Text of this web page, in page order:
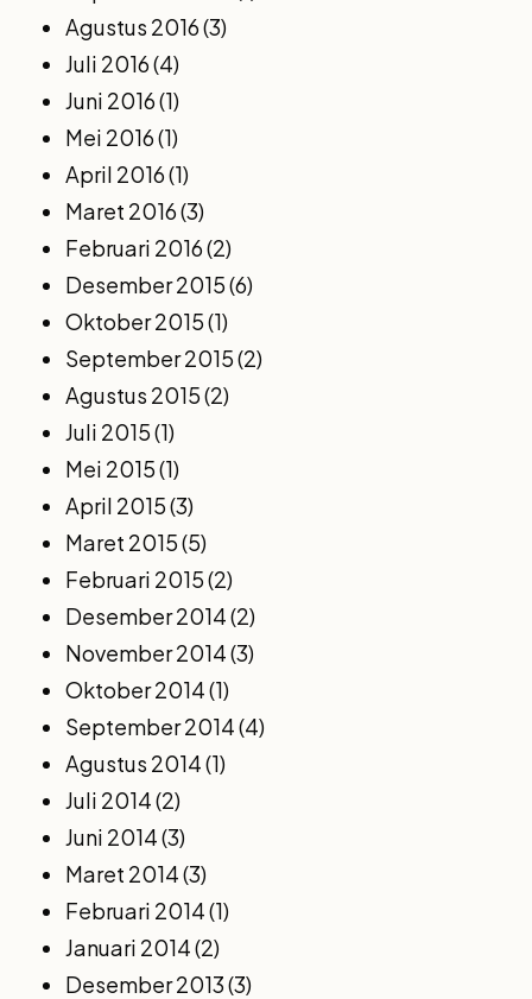
Agustus 2016(3)
Juli 2016(4)
Juni 2016(1)
Mei 2016(1)
April 2016(1)
Maret 2016(3)
Februari 2016(2)
Desember 2015(6)
Oktober 2015(1)
September 2015(2)
Agustus 2015(2)
Juli 2015(1)
Mei 2015(1)
April 2015(3)
Maret 2015(5)
Februari 2015(2)
Desember 2014(2)
November 2014(3)
Oktober 2014(1)
September 2014(4)
Agustus 2014(1)
Juli 2014(2)
Juni 2014(3)
Maret 2014(3)
Februari 2014(1)
Januari 2014(2)
Desember 2013(3)